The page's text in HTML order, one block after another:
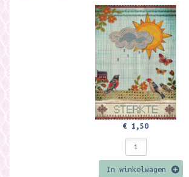
€ 1,50
In winkelwagen